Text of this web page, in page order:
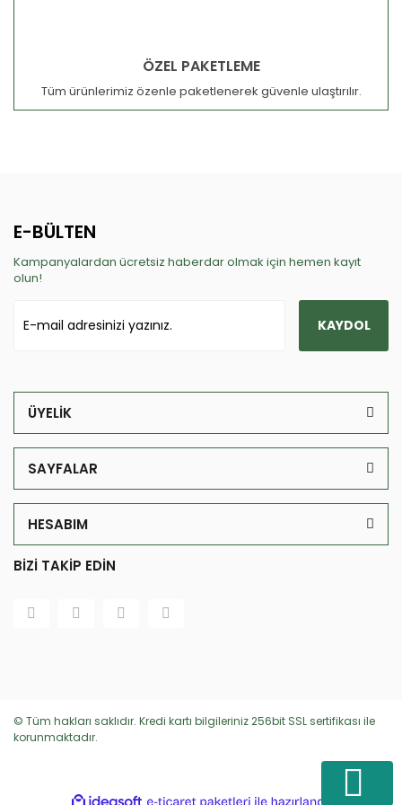
ÖZEL PAKETLEME
Tüm ürünlerimiz özenle paketlenerek güvenle ulaştırılır.
E-BÜLTEN
Kampanyalardan ücretsiz haberdar olmak için hemen kayıt
olun!
KAYDOL
ÜYELİK
SAYFALAR
HESABIM
BİZİ TAKİP EDİN
© Tüm hakları saklıdır. Kredi kartı bilgileriniz 256bit SSL sertifikası ile
korunmaktadır.
ideasoft e-